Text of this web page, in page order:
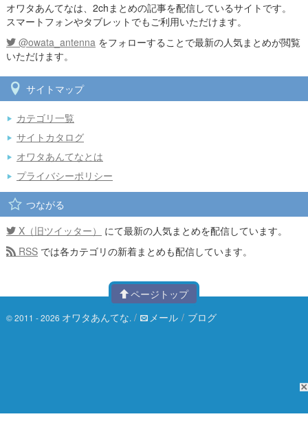
オワタあんてなは、2chまとめの記事を配信しているサイトです。
スマートフォンやタブレットでもご利用いただけます。
@owata_antenna をフォローすることで最新の人気まとめが閲覧
いただけます。
サイトマップ
カテゴリ一覧
サイトカタログ
オワタあんてなとは
プライバシーポリシー
つながる
X（旧ツイッター）
にて最新の人気まとめを配信しています。
RSS では各カテゴリの新着まとめも配信しています。
ページトップ
© 2011 - 2026 オワタあんてな. / メール / ブログ